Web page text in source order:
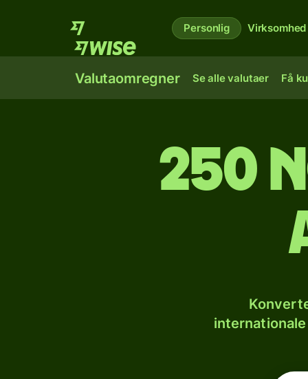
Personlig Virksomhed
Valutaomregner Se alle valutaer Få
250